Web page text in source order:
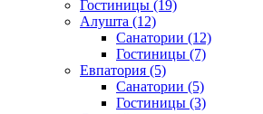
Гостиницы (19)
Алушта (12)
Санатории (12)
Гостиницы (7)
Евпатория (5)
Санатории (5)
Гостиницы (3)